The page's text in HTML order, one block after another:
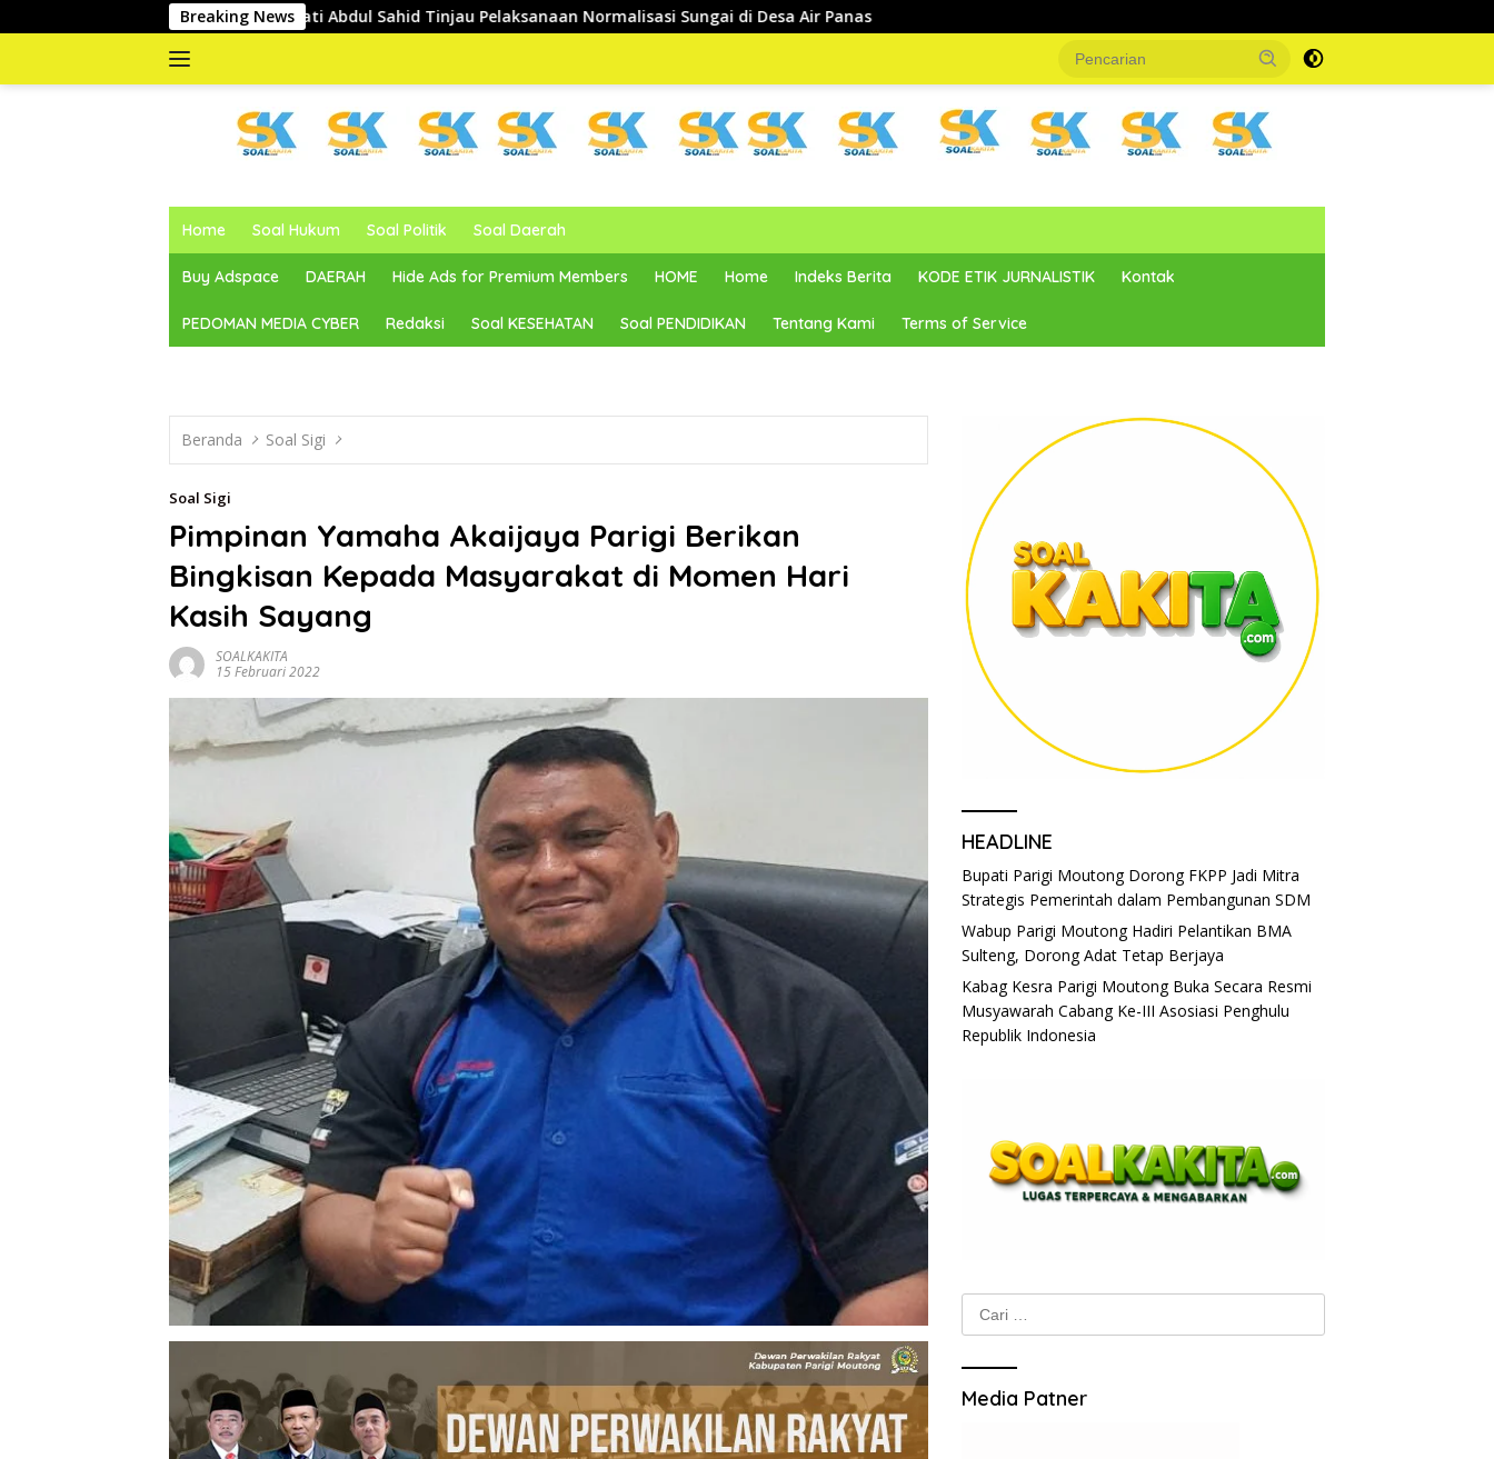
ke
Breaking News
Wakil Bupati Abdul Sahid Tinjau Pelaksanaan Normalisasi Sungai di Desa Air Panas
dan
Home Soal Hukum Soal Politik Soal Daerah
Buy Adspace DAERAH Hide Ads for Premium Members HOME Home Indeks Berita KODE ETIK JURNALISTIK Kontak
PEDOMAN MEDIA CYBER Redaksi Soal KESEHATAN Soal PENDIDIKAN Tentang Kami Terms of Service
Beranda Soal Sigi
Soal Sigi
Pimpinan Yamaha Akaijaya Parigi Berikan
Bingkisan Kepada Masyarakat di Momen Hari
Kasih Sayang
SOALKAKITA
15 Februari 2022
HEADLINE
Bupati Parigi Moutong Dorong FKPP Jadi Mitra
Strategis Pemerintah dalam Pembangunan SDM
Wabup Parigi Moutong Hadiri Pelantikan BMA
Sulteng, Dorong Adat Tetap Berjaya
Kabag Kesra Parigi Moutong Buka Secara Resmi
Musyawarah Cabang Ke-III Asosiasi Penghulu
Republik Indonesia
Cari
untuk:
Media Patner